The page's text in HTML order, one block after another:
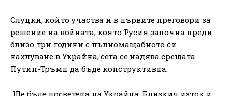
Слуцки, който участва и в първите преговори за
решение на войната, която Русия започна преди
близо три години с пълномащабното си
нахлуване в Украйна, сега се надява срещата
Путин-Тръмп да бъде конструктивна.
„Ще бъде посветена на Украйна, Близкия изток и